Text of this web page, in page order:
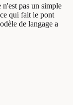
pas un simple
qui fait le pont
de langage a